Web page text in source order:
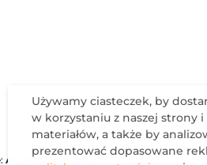
AB PROMOTIONS
Używamy ciasteczek, by
w korzystaniu z naszej strony
materiałów, a także by
prezentować dopasowane